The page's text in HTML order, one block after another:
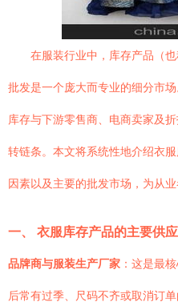
在服装行业中，库存产品（
批发是一个庞大而专业的细分市
库存与下游零售商、电商卖家及
转链条。本文将系统性地介绍衣
因素以及主要的批发市场，为从业
一、 衣服库存产品的主要供
品牌商与服装生产厂家 ：这是最
后常有过季、尺码不齐或取消订